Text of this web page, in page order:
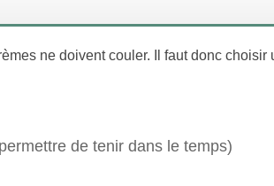
ne doivent couler. Il faut donc choisir
de tenir dans le temps)